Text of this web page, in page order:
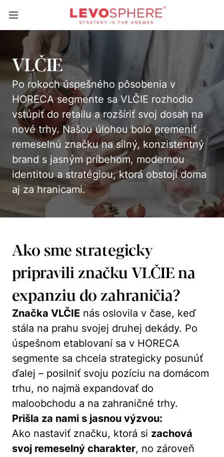
VLČIE
Po rokoch úspešného pôsobenia v
HORECA segmente sa VLČIE rozhodlo
vstúpiť do retailu a rozšíriť svoj dosah na
nové trhy. Našou úlohou bolo premeniť
remeselnú značku na silný, konzistentný
brand s jasným príbehom, modernou
identitou a stratégiou, ktorá obstojí doma
aj za hranicami.
Ako sme strategicky
pripravili značku VLČIE na
expanziu do zahraničia?
Značka VLČIE nás oslovila v čase, keď
stála na prahu svojej druhej dekády. Po
úspešnom etablovaní sa v HORECA
segmente sa chcela strategicky posunúť
ďalej – posilniť svoju pozíciu na domácom
trhu, no najmä expandovať do
maloobchodu a na zahraničné trhy.
Prišla za nami s jasnou výzvou:
Ako nastaviť značku, ktorá si zachová
svoj remeselný charakter, no zároveň